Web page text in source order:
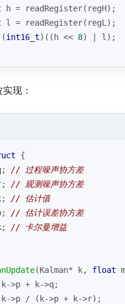
h = readRegister(regH);
l = readRegister(regL);
(int16_t)((h << 8) | l);
现：
{
// 过程噪声协方差
// 观测噪声协方差
// 估计值
// 估计误差协方差
// 卡尔曼增益
(Kalman* k, float
>p + k->q;
>p / (k->p + k->r);